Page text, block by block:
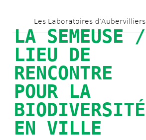
au
contenu
principal
Les Laboratoires d’Aubervilliers
LA SEMEUSE /
LIEU DE
RENCONTRE
POUR LA
BIODIVERSITÉ
EN VILLE